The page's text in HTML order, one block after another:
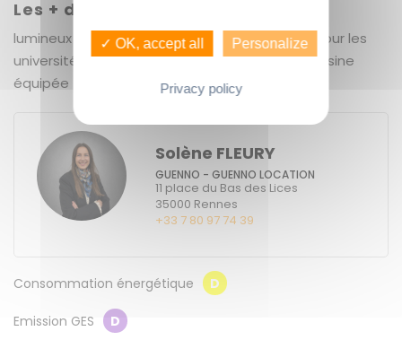
Les + du bien
lumineux - très belle vue - idéalement placé pour les
universités - proximité du plein centre ville - cuisine
équipée
Solène FLEURY
GUENNO - GUENNO LOCATION
11 place du Bas des Lices
35000 Rennes
+33 7 80 97 74 39
Consommation énergétique D
Emission GES D
✓ OK, accept all Personalize
Privacy policy